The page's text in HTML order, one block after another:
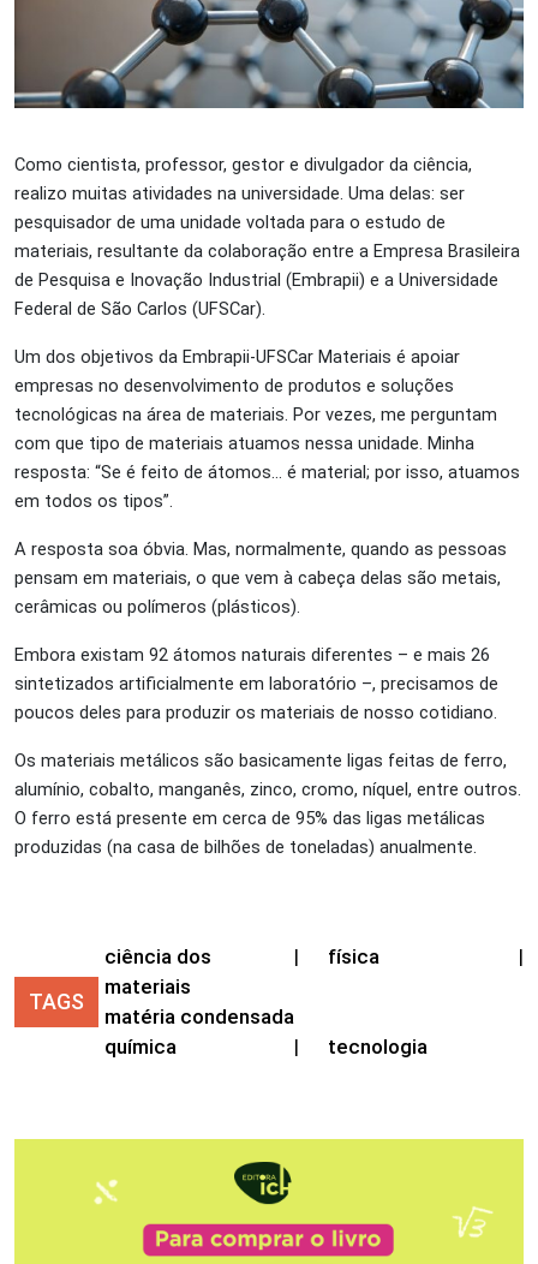
Como cientista, professor, gestor e divulgador da ciência,
realizo muitas atividades na universidade. Uma delas: ser
pesquisador de uma unidade voltada para o estudo de
materiais, resultante da colaboração entre a Empresa Brasileira
de Pesquisa e Inovação Industrial (Embrapii) e a Universidade
Federal de São Carlos (UFSCar).
Um dos objetivos da Embrapii-UFSCar Materiais é apoiar
empresas no desenvolvimento de produtos e soluções
tecnológicas na área de materiais. Por vezes, me perguntam
com que tipo de materiais atuamos nessa unidade. Minha
resposta: “Se é feito de átomos… é material; por isso, atuamos
em todos os tipos”.
A resposta soa óbvia. Mas, normalmente, quando as pessoas
pensam em materiais, o que vem à cabeça delas são metais,
cerâmicas ou polímeros (plásticos).
Embora existam 92 átomos naturais diferentes – e mais 26
sintetizados artificialmente em laboratório –, precisamos de
poucos deles para produzir os materiais de nosso cotidiano.
Os materiais metálicos são basicamente ligas feitas de ferro,
alumínio, cobalto, manganês, zinco, cromo, níquel, entre outros.
O ferro está presente em cerca de 95% das ligas metálicas
produzidas (na casa de bilhões de toneladas) anualmente.
TAGS
ciência dos
materiais
| física |
matéria condensada
química
| tecnologia